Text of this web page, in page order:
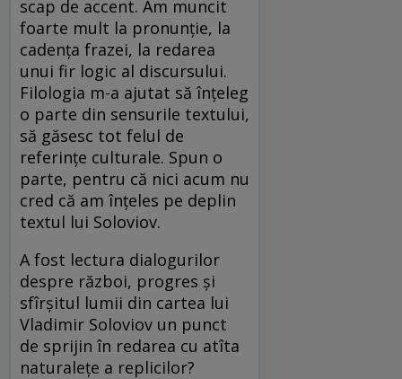
scap de accent. Am muncit
foarte mult la pronunție, la
cadența frazei, la redarea
unui fir logic al discursului.
Filologia m-a ajutat să înțeleg
o parte din sensurile textului,
să găsesc tot felul de
referințe culturale. Spun o
parte, pentru că nici acum nu
cred că am înțeles pe deplin
textul lui Soloviov.
A fost lectura dialogurilor
despre război, progres și
sfîrșitul lumii din cartea lui
Vladimir Soloviov un punct
de sprijin în redarea cu atîta
naturalețe a replicilor?